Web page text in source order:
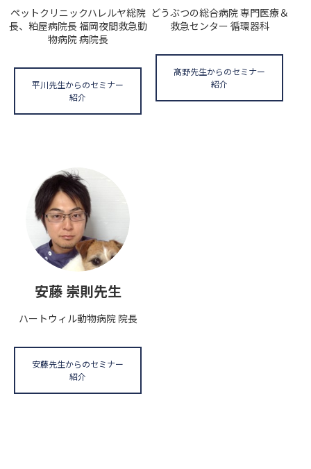
ペットクリニックハレルヤ総院
長、粕屋病院長 福岡夜間救急動
物病院 病院長
平川先生からのセミナー
紹介
どうぶつの総合病院 専門医療＆
救急センター 循環器科
髙野先生からのセミナー
紹介
安藤 崇則先生
ハートウィル動物病院 院長
安藤先生からのセミナー
紹介